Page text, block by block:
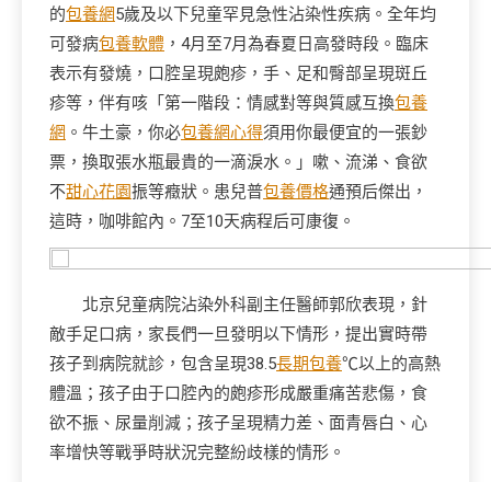
的包養網5歲及以下兒童罕見急性沾染性疾病。全年均
可發病包養軟體 ，4月至7月為春夏日高發時段。臨床
表示有發燒，口腔呈現皰疹，手、足和臀部呈現斑丘
疹等，伴有咳「第一階段：情感對等與質感互換包養
網 。牛土豪，你必包養網心得須用你最便宜的一張鈔
票，換取張水瓶最貴的一滴淚水。」嗽、流涕、食欲
不甜心花園振等癥狀。患兒普包養價格通預后傑出，
這時，咖啡館內。7至10天病程后可康復。
北京兒童病院沾染外科副主任醫師郭欣表現，針
敵手足口病，家長們一旦發明以下情形，提出實時帶
孩子到病院就診，包含呈現38.5長期包養℃以上的高熱
體溫；孩子由于口腔內的皰疹形成嚴重痛苦悲傷，食
欲不振、尿量削減；孩子呈現精力差、面青唇白、心
率增快等戰爭時狀況完整紛歧樣的情形。